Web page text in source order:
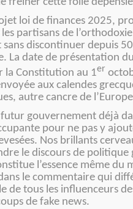
loi de finances 2025,
partisans de
sans discontinuer depuis
La date de présentation
la Constitution au 1er
aux calendes
autre cancre de
futur gouvernement déjà
pour ne pas y
Nos brillants
le discours de
l’essence même du
le commentaire qui
de tous les influenceurs
de fake news.